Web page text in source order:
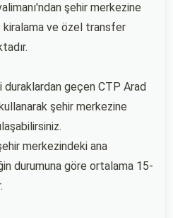
şehir merkezine
kiralama ve özel transfer
duraklardan geçen CTP Arad
şehir merkezine
merkezindeki ana
durumuna göre ortalama 15-